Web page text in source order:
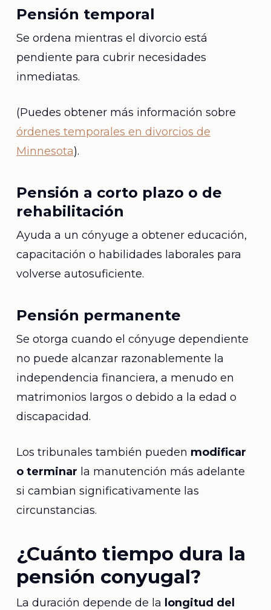
Pensión temporal
Se ordena mientras el divorcio está
pendiente para cubrir necesidades
inmediatas.
(Puedes obtener más información sobre
órdenes temporales en divorcios de
Minnesota).
Pensión a corto plazo o de
rehabilitación
Ayuda a un cónyuge a obtener educación,
capacitación o habilidades laborales para
volverse autosuficiente.
Pensión permanente
Se otorga cuando el cónyuge dependiente
no puede alcanzar razonablemente la
independencia financiera, a menudo en
matrimonios largos o debido a la edad o
discapacidad.
Los tribunales también pueden modificar
o terminar la manutención más adelante
si cambian significativamente las
circunstancias.
¿Cuánto tiempo dura la
pensión conyugal?
La duración depende de la longitud del